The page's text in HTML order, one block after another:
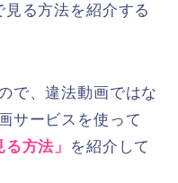
見る方法を紹介する
で、違法動画ではな
サービスを使って
方法」 を紹介して